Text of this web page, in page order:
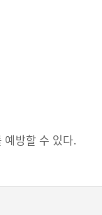
방할 수 있다.